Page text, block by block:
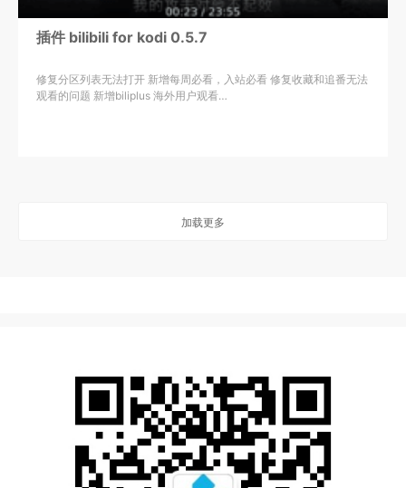
插件 bilibili for kodi 0.5.7
修复分区列表无法打开 新增每周必看，入站必看 修复收藏和追番无法
观看的问题 新增biliplus 海外用户观看…
加载更多